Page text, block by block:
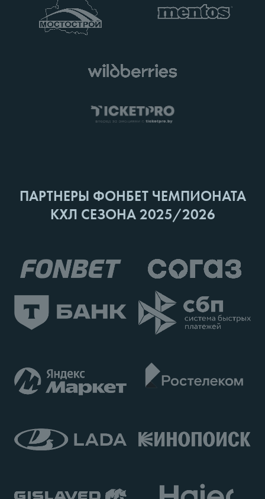
ПАРТНЕРЫ ФОНБЕТ ЧЕМПИОНАТА
КХЛ СЕЗОНА 2025/2026